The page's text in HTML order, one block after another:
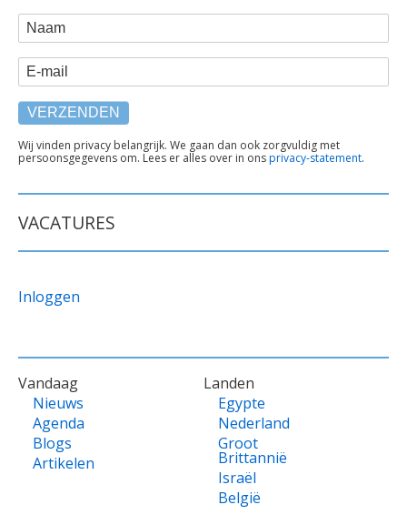
WEBFORM
Naam
E-mail
TEKST
ONDER
Wij vinden privacy belangrijk. We gaan dan ook zorgvuldig met
persoonsgegevens om. Lees er alles over in onsprivacy-statement.
VACATURES
Inloggen
VOET
Vandaag
Nieuws
Agenda
Blogs
Artikelen
Landen
Egypte
Nederland
Groot
Brittannië
Israël
België